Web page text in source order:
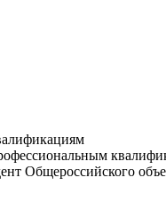
Общероссийского